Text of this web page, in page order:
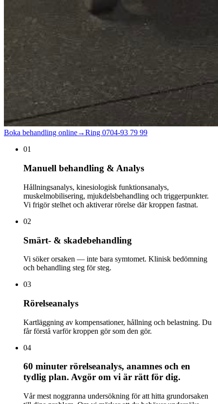
Boka behandling online→Ring 0704-93 79 99
01
Manuell behandling & Analys
Hållningsanalys, kinesiologisk funktionsanalys,
muskelmobilisering, mjukdelsbehandling och triggerpunkter.
Vi frigör stelhet och aktiverar rörelse där kroppen fastnat.
02
Smärt- & skadebehandling
Vi söker orsaken — inte bara symtomet. Klinisk bedömning
och behandling steg för steg.
03
Rörelseanalys
Kartläggning av kompensationer, hållning och belastning. Du
får förstå varför kroppen gör som den gör.
04
60 minuter rörelseanalys, anamnes och en
tydlig plan. Avgör om vi är rätt för dig.
Vår mest noggranna undersökning för att hitta grundorsaken